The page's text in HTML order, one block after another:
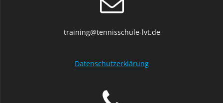
training@tennisschule-lvt.de
Datenschutzerklärung